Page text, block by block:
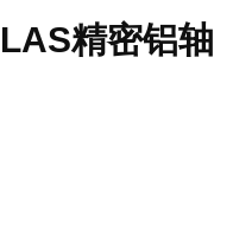
LAS精密铝轴